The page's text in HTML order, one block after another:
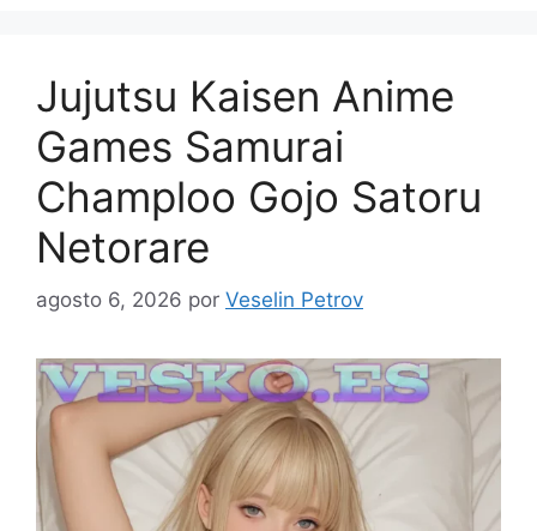
Jujutsu Kaisen Anime
Games Samurai
Champloo Gojo Satoru
Netorare
agosto 6, 2026 por Veselin Petrov